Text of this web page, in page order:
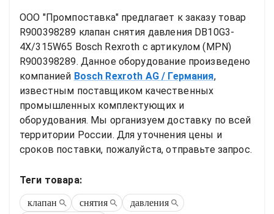
ООО "Промпоставка" предлагает к заказу товар
R900398289 клапан снятия давления DB10G3-
4X/315W65 Bosch Rexroth
R900398289. Данное оборудование произведено
компанией Bosch Rexroth AG / Германия,
известным поставщиком качественных
промышленных комплектующих и
оборудования. Мы организуем доставку по всей
территории России. Для уточнения цены и
сроков поставки, пожалуйста, отправьте запрос.
Теги товара:
клапан снятия
давления